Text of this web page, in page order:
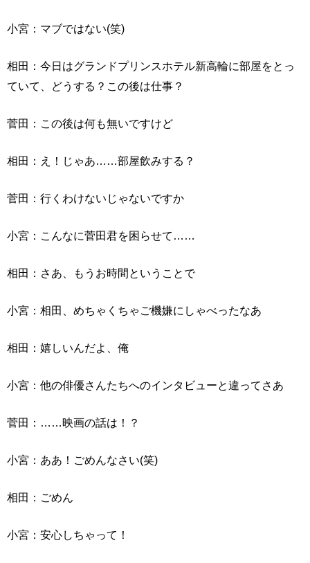
小宮：マブではない(笑)
相田：今日はグランドプリンスホテル新高輪に部屋をとっ
ていて、どうする？この後は仕事？
菅田：この後は何も無いですけど
相田：え！じゃあ……部屋飲みする？
菅田：行くわけないじゃないですか
小宮：こんなに菅田君を困らせて……
相田：さあ、もうお時間ということで
小宮：相田、めちゃくちゃご機嫌にしゃべったなあ
相田：嬉しいんだよ、俺
小宮：他の俳優さんたちへのインタビューと違ってさあ
菅田：……映画の話は！？
小宮：ああ！ごめんなさい(笑)
相田：ごめん
小宮：安心しちゃって！